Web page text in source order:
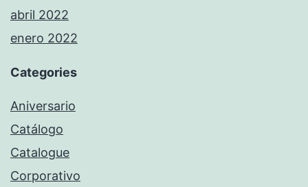
abril 2022
enero 2022
Categories
Aniversario
Catálogo
Catalogue
Corporativo